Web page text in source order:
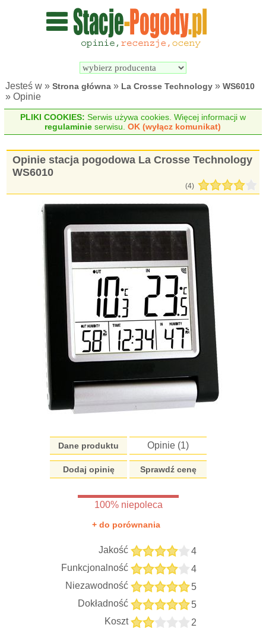
Wyszukiwarka
pogodowych
Jesteś w »Strona główna » La Crosse Technology »WS6010
» Opinie
PLIKI COOKIES: Serwis używa cookies. Więcej informacji w
regulaminie serwisu.OK (wyłącz komunikat)
Opinie stacja pogodowa La Crosse Technology
WS6010
(4)
Dane produktu Opinie (1)
Dodaj opinię Sprawdź cenę
100% niepoleca
+ do porównania
Jakość
4
Funkcjonalność
4
Niezawodność
5
Dokładność
5
Koszt
2